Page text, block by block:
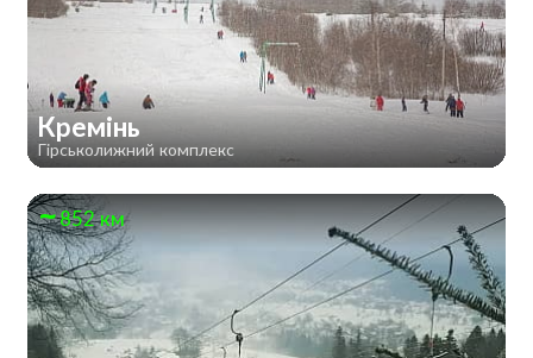
Кремінь
Гірськолижний комплекс
852 км